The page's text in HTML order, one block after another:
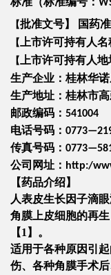
【批准文号】 国药
【
上市许可持有人名
【 上市许可持有人地
生产企业：桂林华
生产地址：桂林市
邮政编码： 541004
电话号码：
传真号码：
公司网址： http:/
【药品介绍】
人表皮生长因子滴
角膜上皮细胞的再
【1】。
适用于各种原因引
伤、各种角膜手术